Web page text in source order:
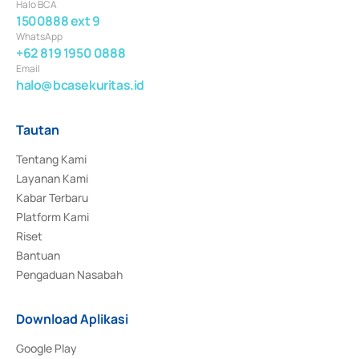
Halo BCA
1500888 ext 9
WhatsApp
+62 819 1950 0888
Email
halo@bcasekuritas.id
Tautan
Tentang Kami
Layanan Kami
Kabar Terbaru
Platform Kami
Riset
Bantuan
Pengaduan Nasabah
Download Aplikasi
Google Play